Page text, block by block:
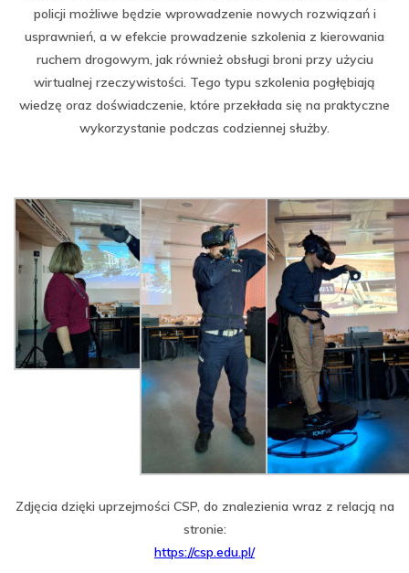
policji możliwe będzie wprowadzenie nowych rozwiązań i
usprawnień, a w efekcie prowadzenie szkolenia z kierowania
ruchem drogowym, jak również obsługi broni przy użyciu
wirtualnej rzeczywistości. Tego typu szkolenia pogłębiają
wiedzę oraz doświadczenie, które przekłada się na praktyczne
wykorzystanie podczas codziennej służby.
Zdjęcia dzięki uprzejmości CSP, do znalezienia wraz z relacją na
stronie:
https://csp.edu.pl/